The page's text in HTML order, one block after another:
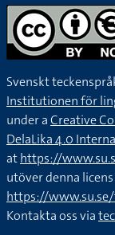
Svenskt
Institutionen för
under aCreative
DelaLika 4.0
athttps://
utöver denna
https://
Kontakta oss via